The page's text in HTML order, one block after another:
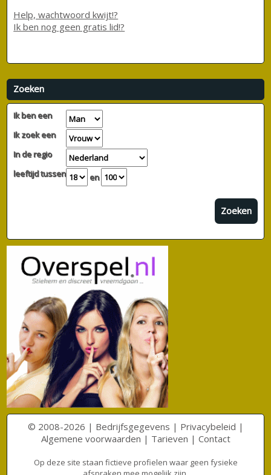
Help, wachtwoord kwijt!?
Ik ben nog geen gratis lid!?
Zoeken
Ik ben een
Ik zoek een
In de regio
leeftijd tussen
en
Zoeken
© 2008-2026 | Bedrijfsgegevens | Privacybeleid |
Algemene voorwaarden | Tarieven | Contact
Op deze site staan fictieve profielen waar geen fysieke